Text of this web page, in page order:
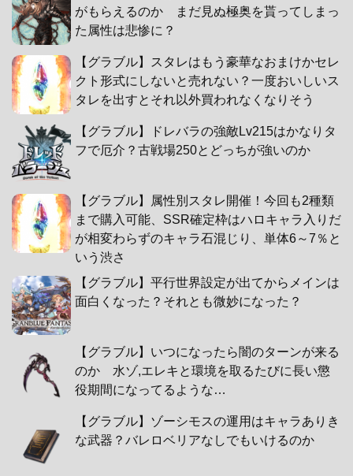
がもらえるのか まだ見ぬ極奥を貰ってしまっ
た属性は悲惨に？
【グラブル】スタレはもう豪華なおまけかセレ
クト形式にしないと売れない？一度おいしいス
タレを出すとそれ以外買われなくなりそう
【グラブル】ドレバラの強敵Lv215はかなりタ
フで厄介？古戦場250とどっちが強いのか
【グラブル】属性別スタレ開催！今回も2種類
まで購入可能、SSR確定枠はハロキャラ入りだ
が相変わらずのキャラ石混じり、単体6～7％と
いう渋さ
【グラブル】平行世界設定が出てからメインは
面白くなった？それとも微妙になった？
【グラブル】いつになったら闇のターンが来る
のか 水ゾ,エレキと環境を取るたびに長い懲
役期間になってるような…
【グラブル】ゾーシモスの運用はキャラありき
な武器？バレロベリアなしでもいけるのか